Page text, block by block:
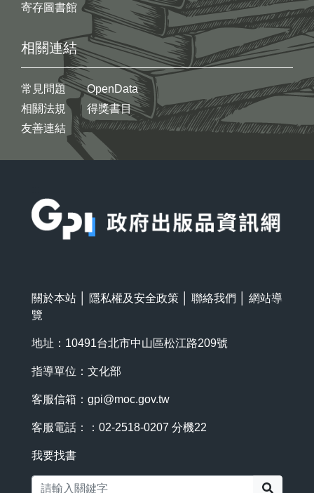
寄存圖書館
相關連結
常見問題
相關法規
友善連結
OpenData
得獎書目
關於本站 隱私權及安全政策 聯絡我們
網站導
覽
地址：10491台北市中山區松江路209號
指導單位：文化部
客服信箱： gpi@moc.gov.tw
客服電話：：02-2518-0207 分機22
我要找書